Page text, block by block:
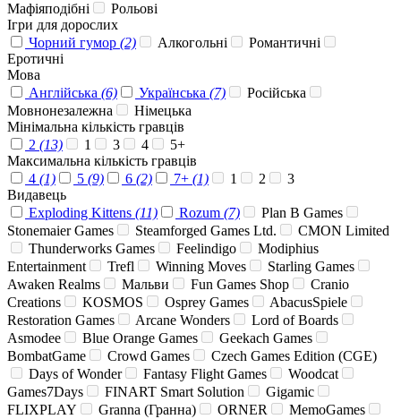
Мафіяподібні
Рольові
Ігри для дорослих
Чорний гумор (2) Алкогольні
Романтичні
Еротичні
Мова
Англійська (6) Українська (7)
Російська
Мовнонезалежна
Німецька
Мінімальна кількість гравців
2 (13) 1 3 4
5+
Максимальна кількість гравців
4 (1) 5 (9) 6 (2) 7+ (1) 1 2
3
Видавець
Exploding Kittens (11) Rozum (7)
Plan B Games
Stonemaier Games
Steamforged Games Ltd.
CMON Limited
Thunderworks Games
Feelindigo
Modiphius
Entertainment
Trefl Winning Moves
Starling Games
Awaken Realms
Мальви Fun Games Shop
Cranio
Creations
KOSMOS Osprey Games
AbacusSpiele
Restoration Games
Arcane Wonders
Lord of Boards
Asmodee
Blue Orange Games
Geekach Games
BombatGame
Crowd Games
Czech Games Edition (CGE)
Days of Wonder
Fantasy Flight Games
Woodcat
Games7Days
FINART Smart Solution
Gigamic
FLIXPLAY
Granna (Гранна) ORNER
MemoGames